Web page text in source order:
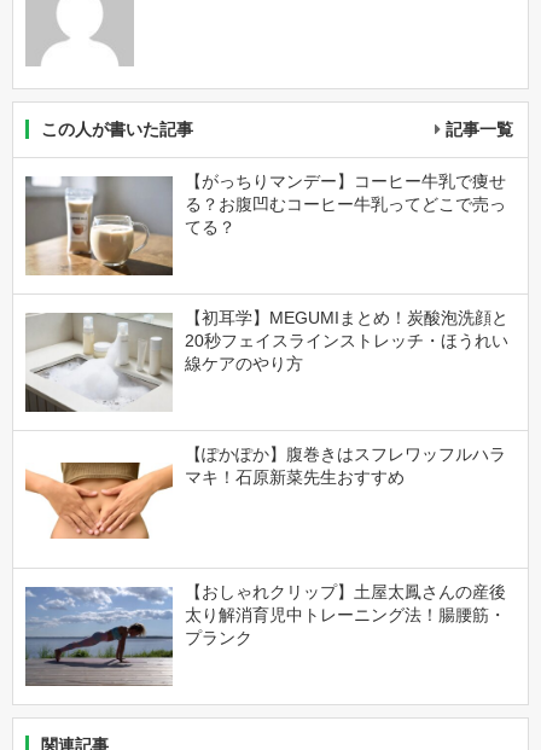
この人が書いた記事 記事一覧
【がっちりマンデー】コーヒー牛乳で痩せ
る？お腹凹むコーヒー牛乳ってどこで売っ
てる？
【初耳学】MEGUMIまとめ！炭酸泡洗顔と
20秒フェイスラインストレッチ・ほうれい
線ケアのやり方
【ぽかぽか】腹巻きはスフレワッフルハラ
マキ！石原新菜先生おすすめ
【おしゃれクリップ】土屋太鳳さんの産後
太り解消育児中トレーニング法！腸腰筋・
プランク
関連記事